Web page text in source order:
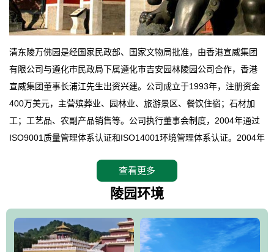
清东陵万佛园是经国家民政部、国家文物局批准，由香港宣威集团
有限公司与遵化市民政局下属遵化市吉安园林陵园公司合作，香港
宣威集团董事长浦江先生出资兴建。公司成立于1993年，注册资金
400万美元，主营殡葬业、园林业、旅游景区、餐饮住宿；石材加
工；工艺品、农副产品销售等。公司执行董事会制度，2004年通过
ISO9001质量管理体系认证和ISO14001环境管理体系认证。2004年
拥有4A级旅游区头衔的花园式陵园，园内建有四星级酒店一座。
万佛园位于遵化市境内，座落在世界文化遗产清东陵地形墙内，地
形绝佳，地理位置优越，交通便利。公司以“建设全国顶级人生后花
园、打造佛教精品旅游圣地”为目标，以海外归侨、国内外知名人士
的墓地安葬、祭祀吊亡并结合旅游参观构成其主要使用功能；以苍
查看更多
陵园环境